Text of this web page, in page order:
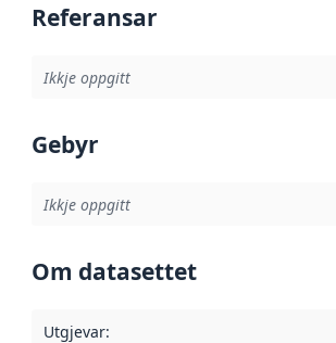
Referansar
Ikkje oppgitt
Gebyr
Ikkje oppgitt
Om datasettet
Utgjevar: